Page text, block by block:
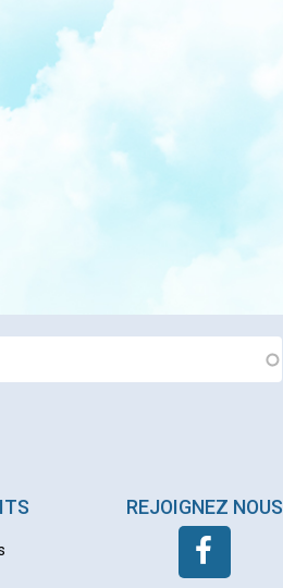
REJOIGNEZ NOUS